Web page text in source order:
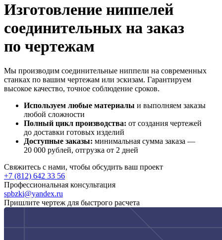
Изготовление ниппелей
соединительных на заказ
по чертежам
Мы производим соединительные ниппели на современных
станках по вашим чертежам или эскизам. Гарантируем
высокое качество, точное соблюдение сроков.
Используем любые материалы и выполняем заказы
любой сложности
Полный цикл производства: от создания чертежей
до доставки готовых изделий
Доступные заказы: минимальная сумма заказа —
20 000 рублей, отгрузка от 2 дней
Свяжитесь с нами, чтобы обсудить ваш проект
+7 (812) 642 33 56
Профессиональная консультация
spbzki@yandex.ru
Пришлите чертеж для быстрого расчета